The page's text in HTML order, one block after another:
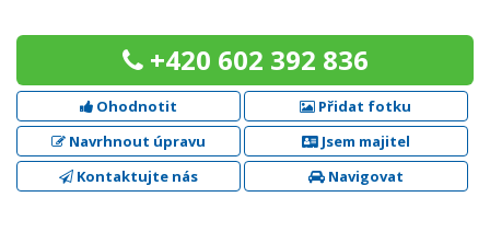
+420 602 392 836
Ohodnotit
Přidat fotku
Navrhnout úpravu
Jsem majitel
Kontaktujte nás
Navigovat